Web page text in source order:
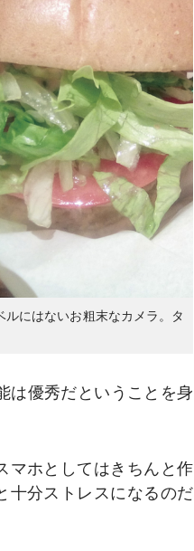
にはないお粗末なカメラ。タ
は優秀だということを身
マホとしてはきちんと作
十分ストレスになるのだ